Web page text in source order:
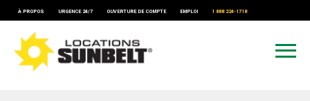
À PROPOS URGENCE 24/7 OUVERTURE DE COMPTE EMPLOI 1 888 224-1718